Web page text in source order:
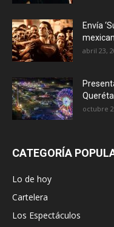
Envía
abril 23,
octubre
CATEGORÍA
Lo de hoy
Cartelera
Los Espectáculos